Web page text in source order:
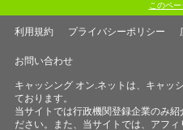
このペ
利用規約 プライバシーポリシー
お問い合わせ
キャッシング オン.ネットは、キャッ
ております。
当サイトでは行政機関登録企業のみ
ださい。また、当サイトでは、アフ